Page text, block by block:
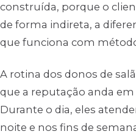
construída, porque o
de forma indireta, a
que funciona com
A rotina dos donos de
que a reputação anda em
Durante o dia, eles
noite e nos fins de